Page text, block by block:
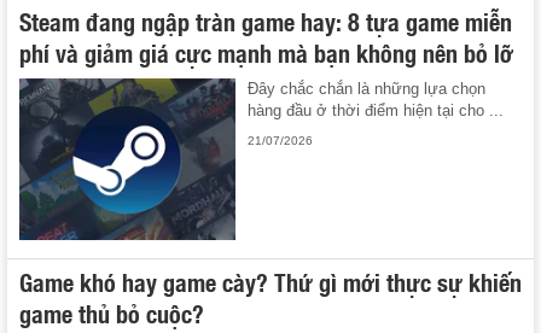
Steam đang ngập tràn game hay: 8 tựa game miễn
phí và giảm giá cực mạnh mà bạn không nên bỏ lỡ
Đây chắc chắn là những lựa chọn
hàng đầu ở thời điểm hiện tại cho ...
21/07/2026
Game khó hay game cày? Thứ gì mới thực sự khiến
game thủ bỏ cuộc?